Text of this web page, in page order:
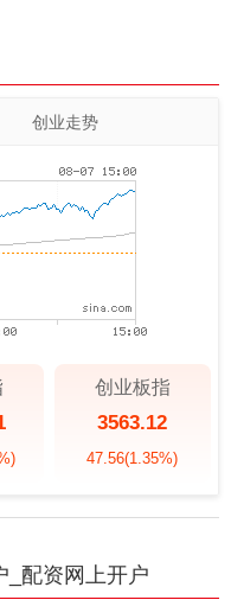
创业走势
创业板指
3563.12
47.56(1.35%)
_配资网上开户